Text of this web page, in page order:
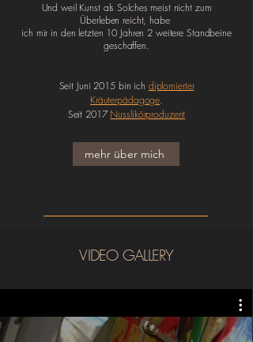
Und weil Kunst als Solches meist nicht zum
Überleben reicht, habe
ich mir in den letzten 10 Jahren 2 weitere Standbeine
geschaffen.
Seit Juni 2015 bin ich diplomierter
Kräuterpädagoge.
Seit 2017Nusslikörproduzent
mehr über mich
VIDEO GALLERY